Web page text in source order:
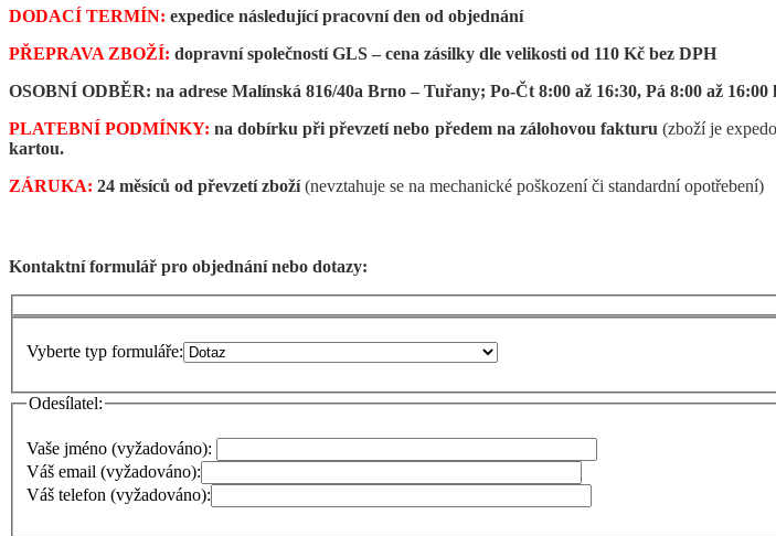
DODACÍ TERMÍN: expedice následující pracovní den od objednání
PŘEPRAVA ZBOŽÍ: dopravní společností GLS – cena zásilky dle velikosti od 110 Kč bez DPH
OSOBNÍ ODBĚR: na adrese Malínská 816/40a Brno – Tuřany; Po-Čt 8:00 až 16:30, Pá 8:00 až 16:00
PLATEBNÍ PODMÍNKY:na dobírku při převzetínebo předem na zálohovou fakturu (zboží je
kartou.
ZÁRUKA: 24 měsíců od převzetí zboží(nevztahuje se na mechanické poškození či standardní opotřebení)
Kontaktní formulář pro objednání nebo dotazy:
Vyberte typ formuláře:
Odesílatel:
Vaše jméno (vyžadováno):
Váš email (vyžadováno):
Váš telefon (vyžadováno):